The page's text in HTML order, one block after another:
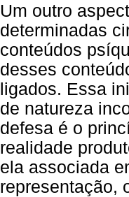
Um outro
determinadas
conteúdos
desses
ligados. Essa
de natureza
defesa é o
realidade
ela associada
representação,